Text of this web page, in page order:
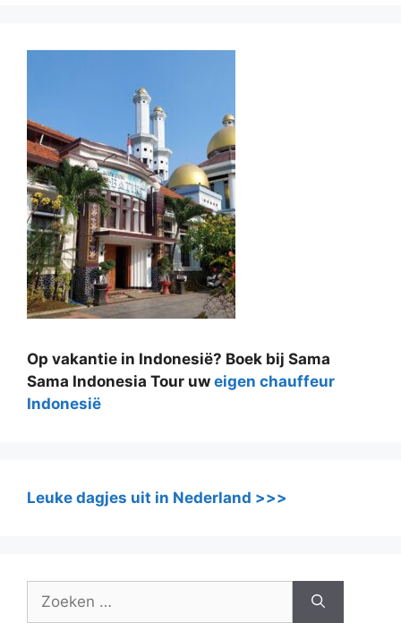
Op vakantie in Indonesië? Boek bij Sama
Sama Indonesia Tour uw eigen chauffeur
Indonesië
Leuke dagjes uit in Nederland >>>
naar: